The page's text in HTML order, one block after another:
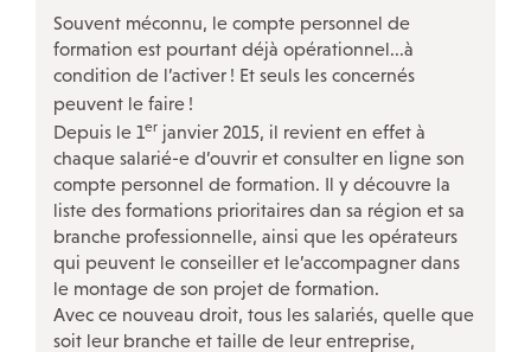
Guide de vos droits après l’entretien préalable
NOS ACTIONS SPÉCIFIQUES
Violences sexuelles et sexistes au travail
Avec les salariés des TPE!
Le projet Respectées
Travailleurs « sans papiers»
Nos rencontres InfoDroit et Infoplus
Souvent méconnu, le compte personnel de
formation est pourtant déjà opérationnel...à
condition de l’activer ! Et seuls les concernés
peuvent le faire !
Depuis le 1er janvier 2015, il revient en effet à
chaque salarié-e d’ouvrir et consulter en ligne son
compte personnel de formation. Il y découvre la
liste des formations prioritaires dan sa région et sa
branche professionnelle, ainsi que les opérateurs
qui peuvent le conseiller et le’accompagner dans
le montage de son projet de formation.
Avec ce nouveau droit, tous les salariés, quelle que
soit leur branche et taille de leur entreprise,